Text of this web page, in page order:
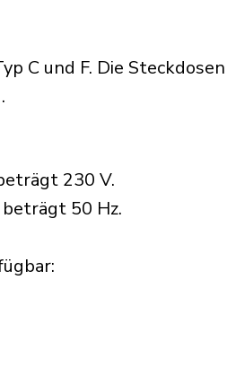
C und F. Die
230 V.
50 Hz.